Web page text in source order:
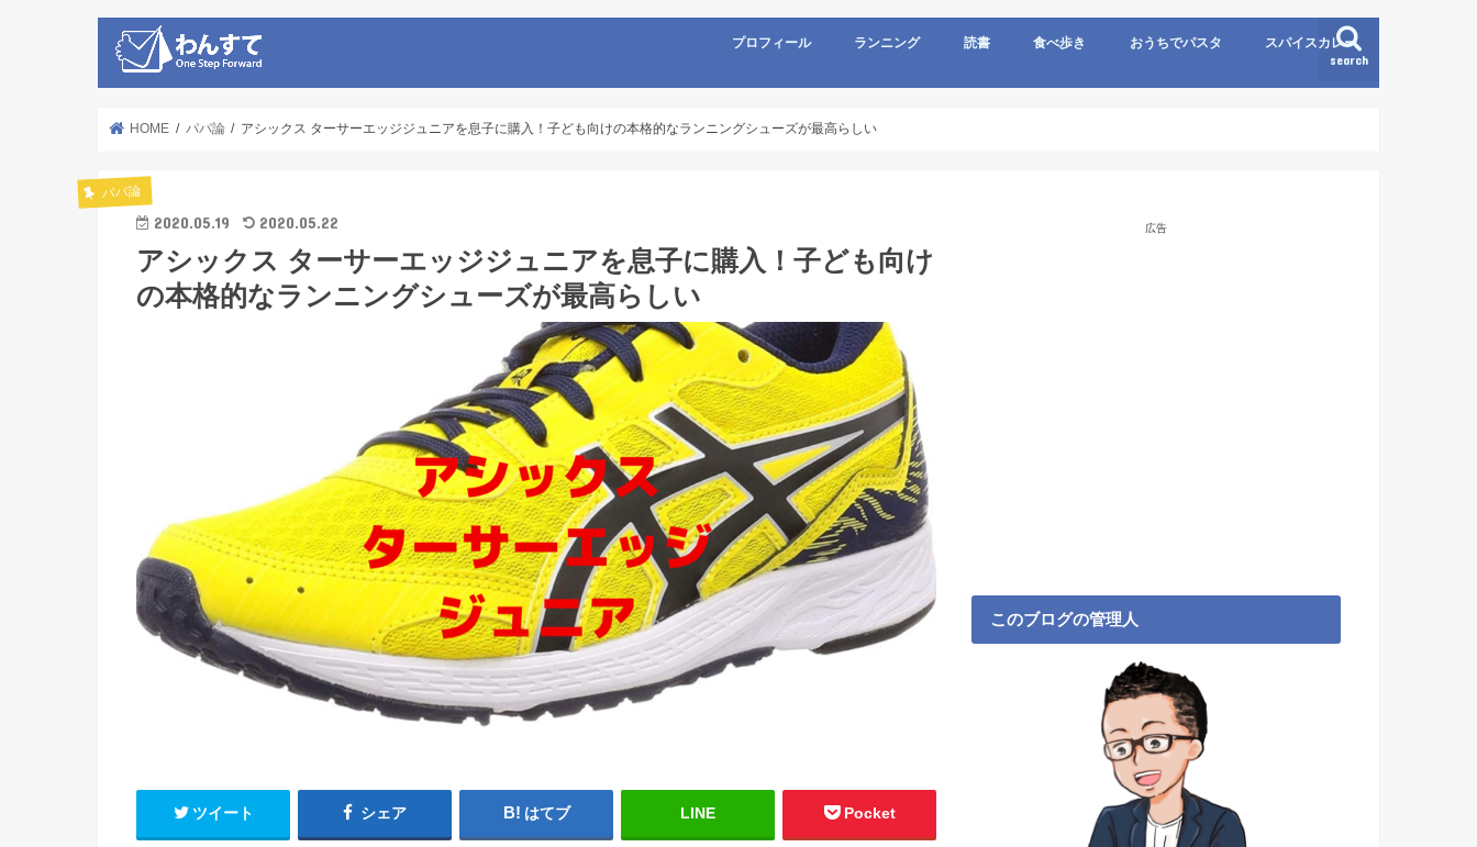
search
プロフィール ランニング 読書 食べ歩き おうちでパスタ スパイスカレー
HOME パパ論 アシックス ターサーエッジジュニアを息子に購入！子ども向けの本格的なランニングシューズが最高らしい
パパ論
2020.05.19 2020.05.22
アシックス ターサーエッジジュニアを息子に購入！子ども向け
の本格的なランニングシューズが最高らしい
ツイート シェア はてブ LINE Pocket
広告
このブログの管理人